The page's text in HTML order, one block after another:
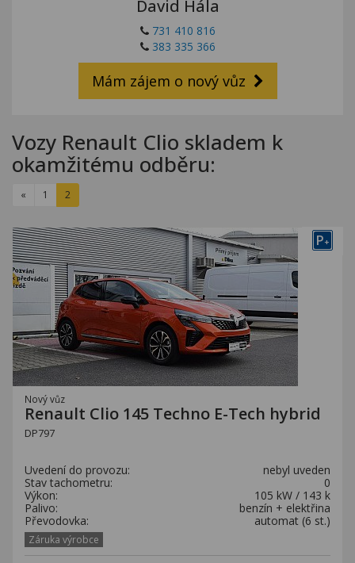
David Hála
731 410 816
383 335 366
Mám zájem o nový vůz
Vozy Renault Clio skladem k
okamžitému odběru:
« 1 2
P+
Nový vůz
Renault Clio 145 Techno E-Tech hybrid
DP797
Uvedení do provozu:
nebyl uveden
Stav tachometru:
0
Výkon:
105 kW / 143 k
Palivo:
benzín + elektřina
Převodovka:
automat (6 st.)
Záruka výrobce